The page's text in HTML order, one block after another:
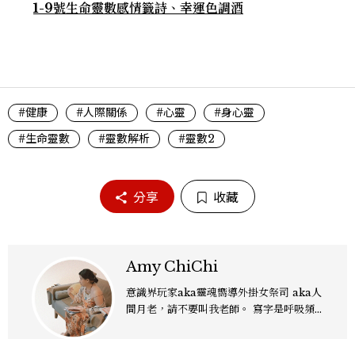
1-9號生命靈數感情籤詩、幸運色調酒
#健康 #人際關係 #心靈
#身心靈
#生命靈數
#靈數解析 #靈數2
分享 收藏
Amy ChiChi
意識界玩家aka靈魂嚮導外掛女祭司 aka人
間月老，請不要叫我老師。 寫字是呼吸頻